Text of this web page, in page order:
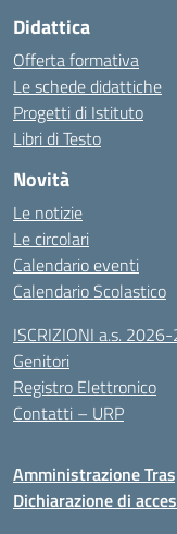
Didattica
Offerta formativa
Le schede didattiche
Progetti di Istituto
Libri di Testo
Novità
Le notizie
Le circolari
Calendario eventi
Calendario Scolastico
ISCRIZIONI a.s.
Genitori
Registro Elettronico
Contatti – URP
Amministrazione
Dichiarazione di